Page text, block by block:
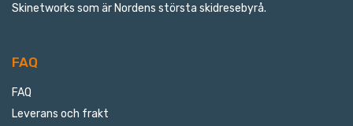
Skinetworks som är Nordens största skidresebyrå.
FAQ
FAQ
Leverans och frakt